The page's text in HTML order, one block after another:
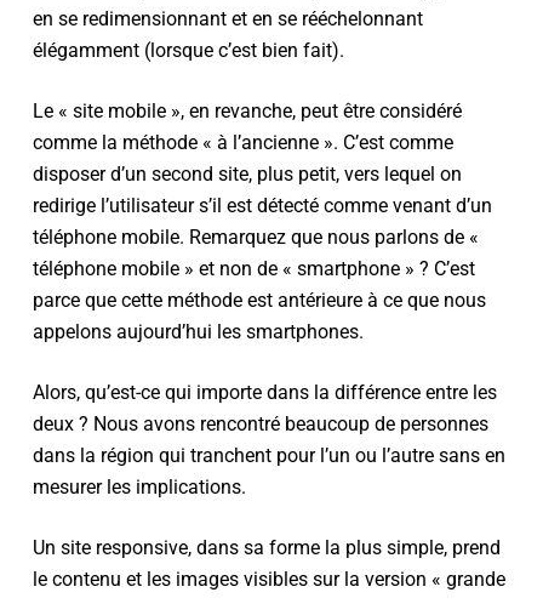
en se redimensionnant et en se rééchelonnant
élégamment (lorsque c’est bien fait).
Le « site mobile », en revanche, peut être considéré
comme la méthode « à l’ancienne ». C’est comme
disposer d’un second site, plus petit, vers lequel on
redirige l’utilisateur s’il est détecté comme venant d’un
téléphone mobile. Remarquez que nous parlons de «
téléphone mobile » et non de « smartphone » ? C’est
parce que cette méthode est antérieure à ce que nous
appelons aujourd’hui les smartphones.
Alors, qu’est-ce qui importe dans la différence entre les
deux ? Nous avons rencontré beaucoup de personnes
dans la région qui tranchent pour l’un ou l’autre sans en
mesurer les implications.
Un site responsive, dans sa forme la plus simple, prend
le contenu et les images visibles sur la version « grande